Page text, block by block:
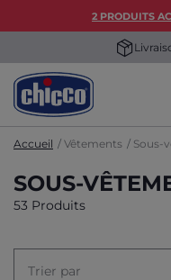
2 PRODUITS
Accueil Vêtements Sous-
SOUS-
53 Produits
Trier par